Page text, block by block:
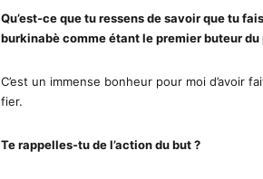
Qu’est-ce que tu ressens de savoir que tu
burkinabè comme étant le premier buteur du
C’est un immense bonheur pour moi d’avoir
fier.
Te rappelles-tu de l’action du but ?